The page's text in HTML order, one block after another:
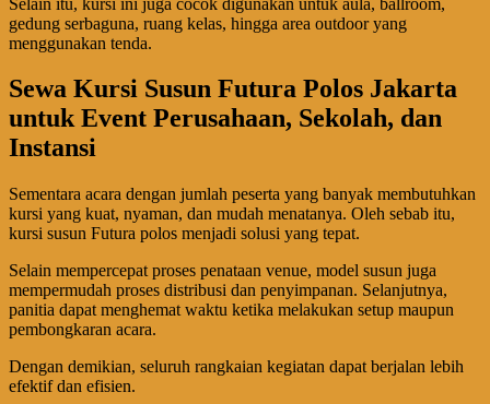
gedung serbaguna, ruang kelas, hingga area outdoor yang
menggunakan tenda.
Sewa Kursi Susun Futura Polos Jakarta
untuk Event Perusahaan, Sekolah, dan
Instansi
Sementara acara dengan jumlah peserta yang banyak membutuhkan
kursi yang kuat, nyaman, dan mudah menatanya. Oleh sebab itu,
kursi susun Futura polos menjadi solusi yang tepat.
Selain mempercepat proses penataan venue, model susun juga
mempermudah proses distribusi dan penyimpanan. Selanjutnya,
panitia dapat menghemat waktu ketika melakukan setup maupun
pembongkaran acara.
Dengan demikian, seluruh rangkaian kegiatan dapat berjalan lebih
efektif dan efisien.